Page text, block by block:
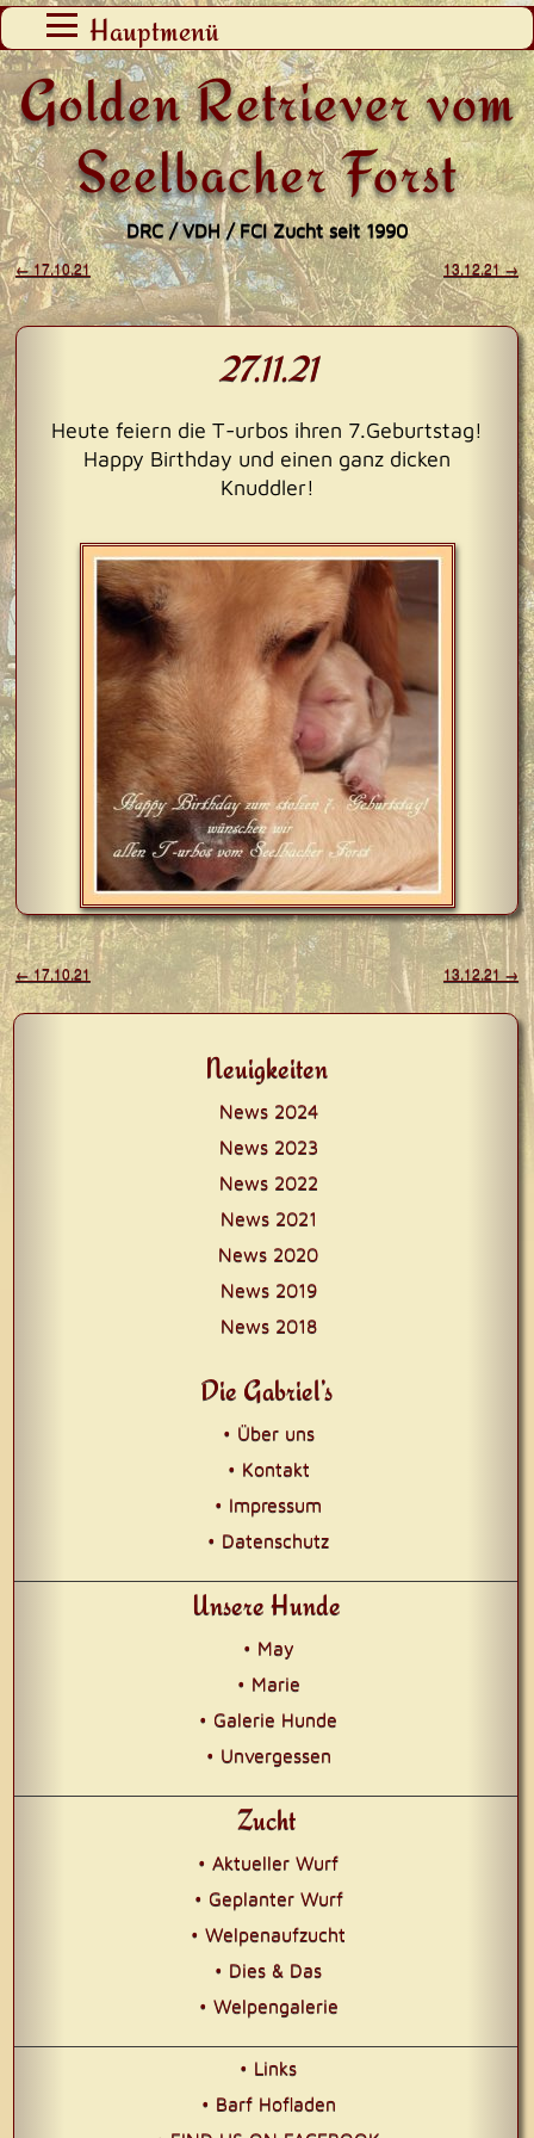
Golden Retriever vom
Seelbacher Forst
DRC / VDH / FCI Zucht seit 1990
Hauptmenü
Zum
Inhalt
springen
Beitragsnavigation
←17.10.21 13.12.21→
27.11.21
Heute feiern die T-urbos ihren 7.Geburtstag!
Happy Birthday und einen ganz dicken
Knuddler!
Beitragsnavigation
←17.10.21 13.12.21→
Neuigkeiten
News 2024
News 2023
News 2022
News 2021
News 2020
News 2019
News 2018
Die Gabriel’s
• Über uns
• Kontakt
• Impressum
• Datenschutz
Unsere Hunde
• May
• Marie
• Galerie Hunde
• Unvergessen
Zucht
• Aktueller Wurf
• Geplanter Wurf
• Welpenaufzucht
• Dies & Das
• Welpengalerie
• Links
• Barf Hofladen